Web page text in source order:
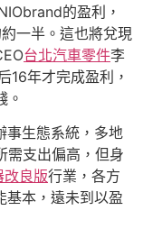
的盈利，
一半。這也將兌現
台北汽車零件李
16年才完成盈利，
。
事生態系統，多地
需支出偏高，但身
改良版行業，各方
基本，遠未到以盈